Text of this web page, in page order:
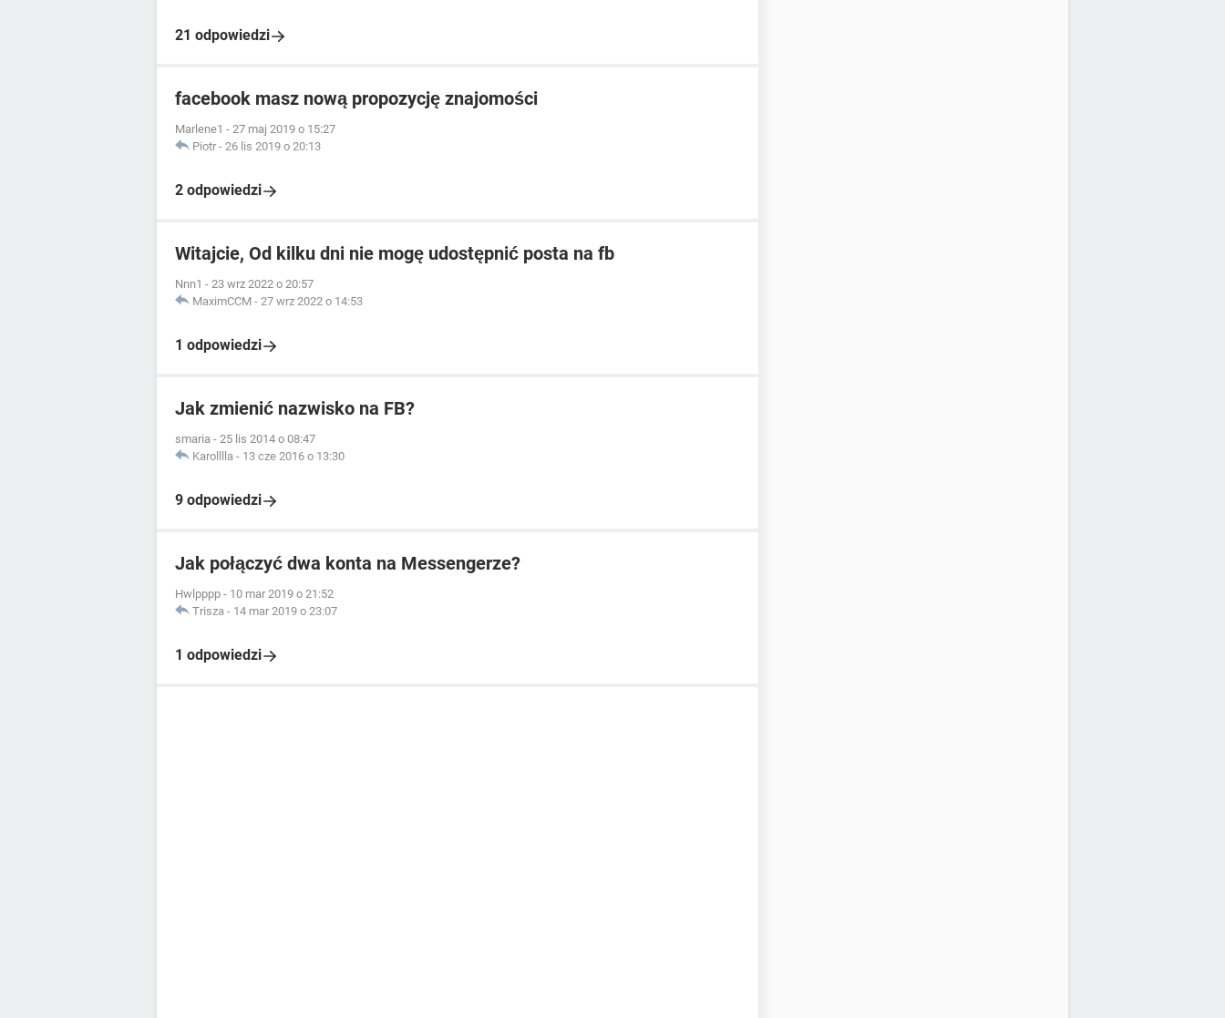
21 odpowiedzi
facebook masz nową propozycję znajomości
Marlene1 - 27 maj 2019 o 15:27
Piotr - 26 lis 2019 o 20:13
2 odpowiedzi
Witajcie, Od kilku dni nie mogę udostępnić posta na fb
Nnn1 - 23 wrz 2022 o 20:57
MaximCCM - 27 wrz 2022 o 14:53
1 odpowiedzi
Jak zmienić nazwisko na FB?
smaria - 25 lis 2014 o 08:47
Karolllla - 13 cze 2016 o 13:30
9 odpowiedzi
Jak połączyć dwa konta na Messengerze?
Hwlpppp - 10 mar 2019 o 21:52
Trisza - 14 mar 2019 o 23:07
1 odpowiedzi